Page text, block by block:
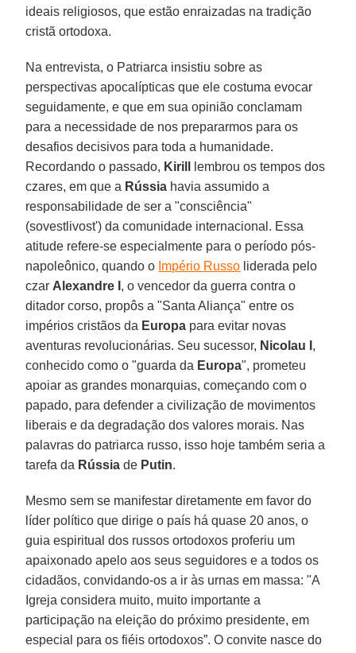
ideais religiosos, que estão enraizadas na tradição
cristã ortodoxa.
Na entrevista, o Patriarca insistiu sobre as
perspectivas apocalípticas que ele costuma evocar
seguidamente, e que em sua opinião conclamam
para a necessidade de nos prepararmos para os
desafios decisivos para toda a humanidade.
Recordando o passado, Kirill
lembrou os tempos dos
czares, em que a Rússia havia assumido a
responsabilidade de ser a "consciência"
(sovestlivost') da comunidade internacional. Essa
atitude refere-se especialmente para o período pós-
napoleônico, quando o Império Russo liderada pelo
czar Alexandre I , o vencedor da guerra contra o
ditador corso, propôs a "Santa Aliança" entre os
impérios cristãos da Europa para evitar novas
aventuras revolucionárias. Seu sucessor, Nicolau I ,
conhecido como o "guarda da Europa", prometeu
apoiar as grandes monarquias, começando com o
papado, para defender a civilização de movimentos
liberais e da degradação dos valores morais. Nas
palavras do patriarca russo, isso hoje também seria a
tarefa da Rússia de Putin.
Mesmo sem se manifestar diretamente em favor do
líder político que dirige o país há quase 20 anos, o
guia espiritual dos russos ortodoxos proferiu um
apaixonado apelo aos seus seguidores e a todos os
cidadãos, convidando-os a ir às urnas em massa: "A
Igreja considera muito, muito importante a
participação na eleição do próximo presidente, em
especial para os fiéis ortodoxos”. O convite nasce do